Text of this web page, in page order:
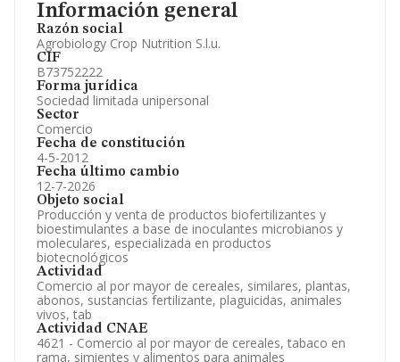
Información general
Razón social
Agrobiology Crop Nutrition S.l.u.
CIF
B73752222
Forma jurídica
Sociedad limitada unipersonal
Sector
Comercio
Fecha de constitución
4-5-2012
Fecha último cambio
12-7-2026
Objeto social
Producción y venta de productos biofertilizantes y
bioestimulantes a base de inoculantes microbianos y
moleculares, especializada en productos
biotecnológicos
Actividad
Comercio al por mayor de cereales, similares, plantas,
abonos, sustancias fertilizante, plaguicidas, animales
vivos, tab
Actividad CNAE
4621 - Comercio al por mayor de cereales, tabaco en
rama, simientes y alimentos para animales